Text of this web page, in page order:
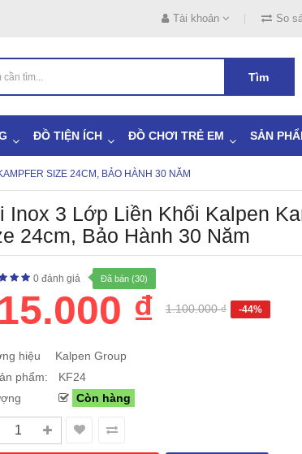
Tài khoản So
Tìm
ĐỒ TIỆN ÍCH ĐỒ CHƠI TRẺ EM SẢN
SIZE 24CM, BẢO HÀNH 30 NĂM
Inox 3 Lớp Liền Khối Kalpen
24cm, Bảo Hành 30 Năm
0 đánh giá Đã bán (30)
₫ 1.100.000 ₫ -44%
hiệu
Kalpen Group
phẩm:
KF24
Còn hàng
Đại Lễ 30/4-01/5: CHÀO HÈ
giảm tới 40% tại Sanhangre